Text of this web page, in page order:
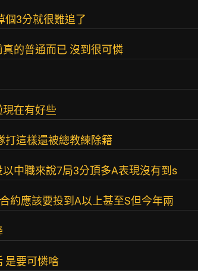
個3分就很難追了
的普通而已 沒到很可憐
在有好些
打這樣還被總教練除籍
中職來說7局3分頂多A表現沒有到s
約應該要投到A以上甚至S但今年兩
是要可憐啥